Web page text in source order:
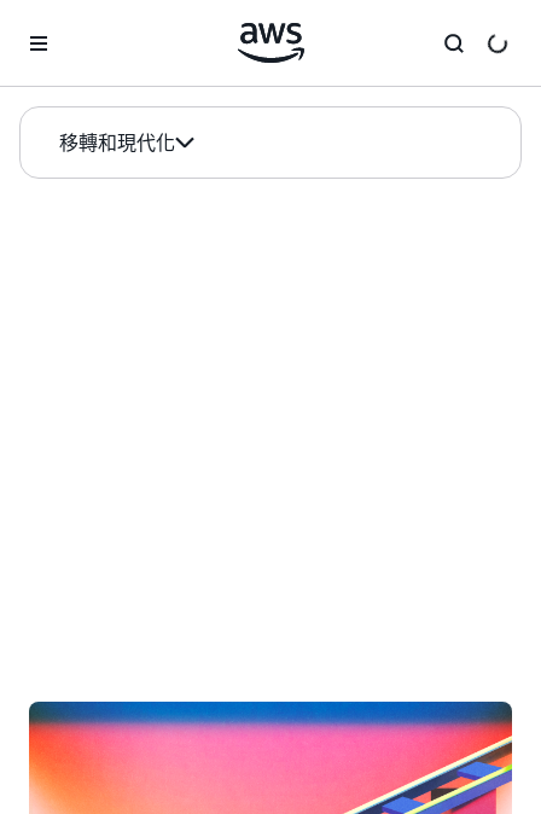
移轉和現代化